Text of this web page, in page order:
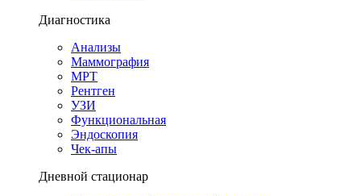
Диагностика
Анализы
Маммография
МРТ
Рентген
УЗИ
Функциональная
Эндоскопия
Чек-апы
Дневной стационар